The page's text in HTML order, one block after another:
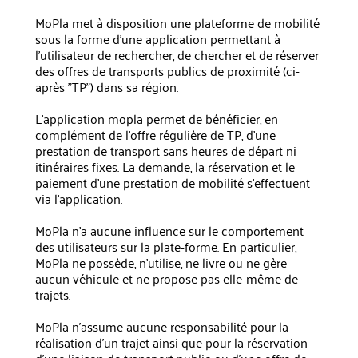
MoPla met à disposition une plateforme de mobilité
sous la forme d'une application permettant à
l'utilisateur de rechercher, de chercher et de réserver
des offres de transports publics de proximité (ci-
après "TP") dans sa région.
L'application mopla permet de bénéficier, en
complément de l'offre régulière de TP, d'une
prestation de transport sans heures de départ ni
itinéraires fixes. La demande, la réservation et le
paiement d'une prestation de mobilité s'effectuent
via l'application.
MoPla n'a aucune influence sur le comportement
des utilisateurs sur la plate-forme. En particulier,
MoPla ne possède, n'utilise, ne livre ou ne gère
aucun véhicule et ne propose pas elle-même de
trajets.
MoPla n'assume aucune responsabilité pour la
réalisation d'un trajet ainsi que pour la réservation